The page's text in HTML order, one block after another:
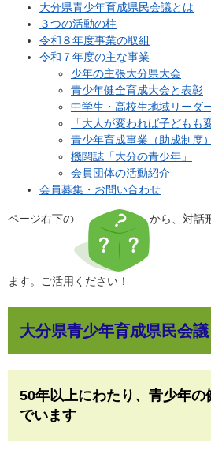
大分県青少年育成県民会議とは
３つの活動の柱
令和８年度事業の取組
令和７年度の主な事業
少年の主張大分県大会
青少年健全育成大会と表彰
中学生・高校生地域リーダ
「大人が変われば子どもも
青少年育成事業（助成制度）
機関誌「大分の青少年」
会員団体の活動紹介
会員募集・お問い合わせ
ページ右下の から、対話
ます。ご活用ください！
大分県青少年育成県民会
50年以上にわたり、青少年
でいます